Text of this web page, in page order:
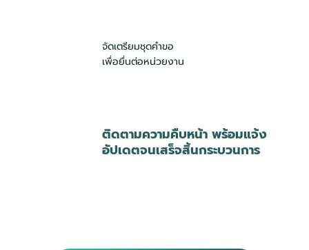
จัดเตรียมชุดคำขอ
เพื่อยื่นต่อหน่วยงาน
ติดตามความคืบหน้า พร้อมแจ้ง
อัปเดตจนเสร็จสิ้นกระบวนการ